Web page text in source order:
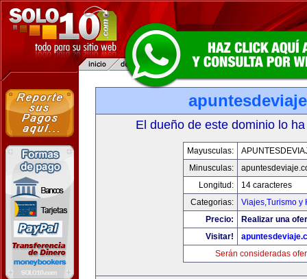
El dueño de este dominio lo
Mayusculas:
Minusculas:
Longitud:
14 caracteres
Categorias:
Viajes,Turismo y
Precio:
Realizar una
Visitar!
Serán consideradas